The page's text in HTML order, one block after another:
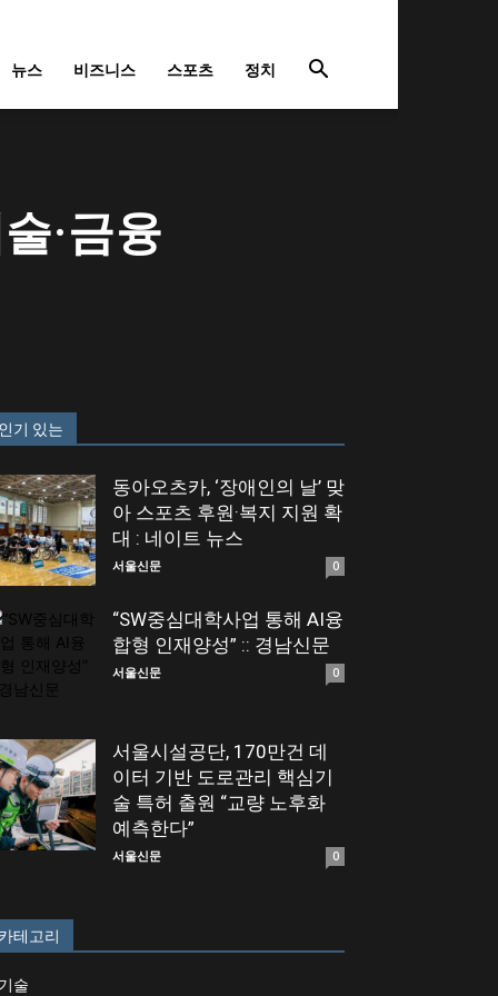
뉴스 비즈니스 스포츠 정치
·금융
인기 있는
동아오츠카, ‘장애인의 날’ 맞
아 스포츠 후원·복지 지원 확
대 : 네이트 뉴스
서울신문 0
“SW중심대학사업 통해 AI융
합형 인재양성” :: 경남신문
서울신문 0
서울시설공단, 170만건 데
이터 기반 도로관리 핵심기
술 특허 출원 “교량 노후화
예측한다”
서울신문 0
카테고리
기술